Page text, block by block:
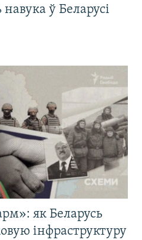
ў Беларусі
як Беларусь
інфраструктуру